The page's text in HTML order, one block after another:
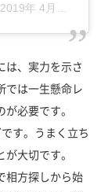
2019年 4月月11日午後10時29分PDT
は、実力を示さ
では一生懸命レ
必要です。
す。うまく立ち
大切です。
相方探しから始